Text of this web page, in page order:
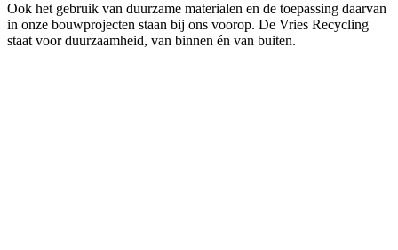
Ook het gebruik van duurzame materialen en de toepassing daarvan
in onze bouwprojecten staan bij ons voorop. De Vries Recycling
staat voor duurzaamheid, van binnen én van buiten.